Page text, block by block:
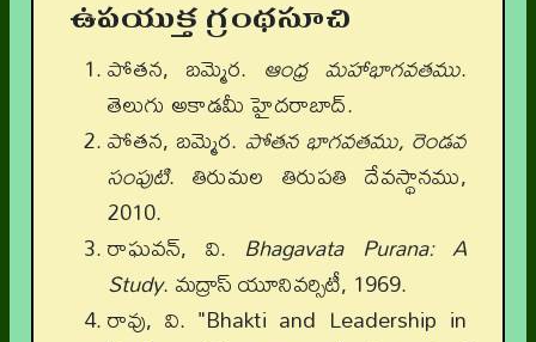
ఉపయుక్త గ్రంథసూచి
పోతన, బమ్మెర. ఆంధ్ర మహాభాగవతము.
తెలుగు అకాడమీ హైదరాబాద్.
పోతన, బమ్మెర. పోతన భాగవతము, రెండవ
సంపుటి. తిరుమల తిరుపతి దేవస్థానము,
2010.
రాఘవన్, వి. Bhagavata Purana: A
Study. మద్రాస్ యూనివర్సిటీ, 1969.
రావు, వి. "Bhakti and Leadership in